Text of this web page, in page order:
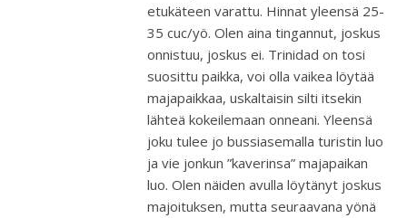
etukäteen varattu. Hinnat yleensä 25-
35 cuc/yö. Olen aina tingannut, joskus
onnistuu, joskus ei. Trinidad on tosi
suosittu paikka, voi olla vaikea löytää
majapaikkaa, uskaltaisin silti itsekin
lähteä kokeilemaan onneani. Yleensä
joku tulee jo bussiasemalla turistin luo
ja vie jonkun ”kaverinsa” majapaikan
luo. Olen näiden avulla löytänyt joskus
majoituksen, mutta seuraavana yönä